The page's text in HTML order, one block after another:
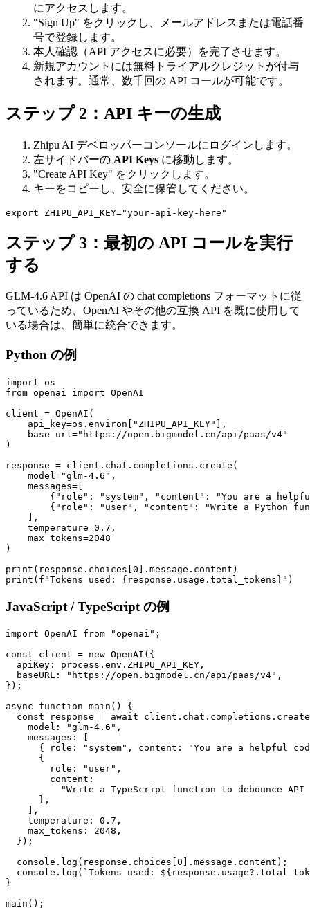
にアクセスします。
"Sign Up" をクリックし、メールアドレスまたは電話番
号で登録します。
本人確認（API アクセスに必要）を完了させます。
新規アカウントには無料トライアルクレジットが付与
されます。通常、数千回の API コールが可能です。
ステップ 2：API キーの生成
Zhipu AI デベロッパーコンソールにログインします。
左サイドバーの API Keys に移動します。
"Create API Key" をクリックします。
キーをコピーし、安全に保管してください。
ステップ 3：最初の API コールを実行
する
GLM-4.6 API は OpenAI の chat completions フォーマットに従
っているため、OpenAI やその他の互換 API を既に使用して
いる場合は、簡単に統合できます。
Python の例
import os
from openai import OpenAI
client = OpenAI(
    api_key=os.environ["ZHIPU_API_KEY"],
    base_url="https://open.bigmodel.cn/api/paas/v4"
)
response = client.chat.completions.create(
    model="glm-4.6",
    messages=[
{"role": "system", "content": "You are a
{"role": "user", "content": "Write a Python
    ],
    temperature=0.7,
    max_tokens=2048
)
print(response.choices[0].message.content)
JavaScript / TypeScript の例
import OpenAI from "openai";
const client = new OpenAI({
  apiKey: process.env.ZHIPU_API_KEY,
  baseURL: "https://open.bigmodel.cn/api/paas/v4",
});
async function main() {
const response = await
    model: "glm-4.6",
    messages: [
{ role: "system", content: "You are a helpful
      {
        role: "user",
        content:
"Write a TypeScript function to debounce
      },
    ],
    temperature: 0.7,
    max_tokens: 2048,
  });
  console.log(response.choices[0].message.content);
console.log(`Tokens used:
}